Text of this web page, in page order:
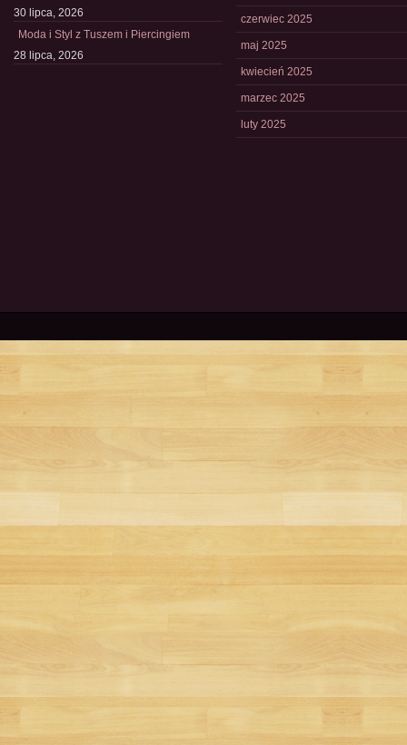
30 lipca, 2026
Moda i Styl z Tuszem i Piercingiem
28 lipca, 2026
czerwiec 2025
maj 2025
kwiecień 2025
marzec 2025
luty 2025